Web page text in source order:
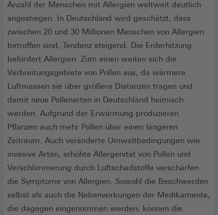
Fenster)
Anzahl der Menschen mit Allergien weltweit deutlich
angestiegen. In Deutschland wird geschätzt, dass
zwischen 20 und 30 Millionen Menschen von Allergien
betroffen sind, Tendenz steigend. Die Erderhitzung
befördert Allergien. Zum einen weiten sich die
Verbreitungsgebiete von Pollen aus, da wärmere
Luftmassen sie über größere Distanzen tragen und
damit neue Pollenarten in Deutschland heimisch
werden. Aufgrund der Erwärmung produzieren
Pflanzen auch mehr Pollen über einen längeren
Zeitraum. Auch veränderte Umweltbedingungen wie
invasive Arten, erhöhte Allergenität von Pollen und
Verschlimmerung durch Luftschadstoffe verschärfen
die Symptome von Allergien. Sowohl die Beschwerden
selbst als auch die Nebenwirkungen der Medikamente,
die dagegen eingenommen werden, können die